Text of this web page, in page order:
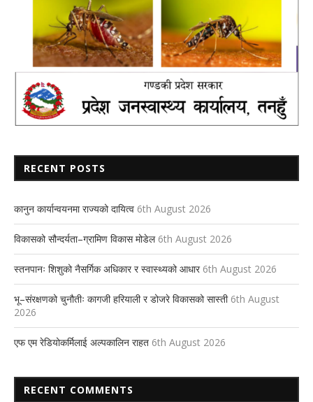
RECENT POSTS
कानुन कार्यान्वयनमा राज्यको दायित्व 6th August 2026
विकासको सौन्दर्यता–ग्रामिण विकास मोडेल 6th August 2026
स्तनपानः शिशुको नैसर्गिक अधिकार र स्वास्थ्यको आधार 6th August 2026
भू–संरक्षणको चुनौतीः कागजी हरियाली र डोजरे विकासको सास्ती 6th August
2026
एफ एम रेडियोकर्मिलाई अल्पकालिन राहत 6th August 2026
RECENT COMMENTS